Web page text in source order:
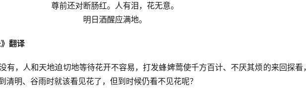
尊前还对断肠红。人有泪，花无意。
明日酒醒应满地。
》翻译
有，人和天地迫切地等待花开不容易，打发蜂婢莺使千方百计、不厌其烦的来回探看
清明、谷雨时就该看见花了，但到时候仍看不见花呢？